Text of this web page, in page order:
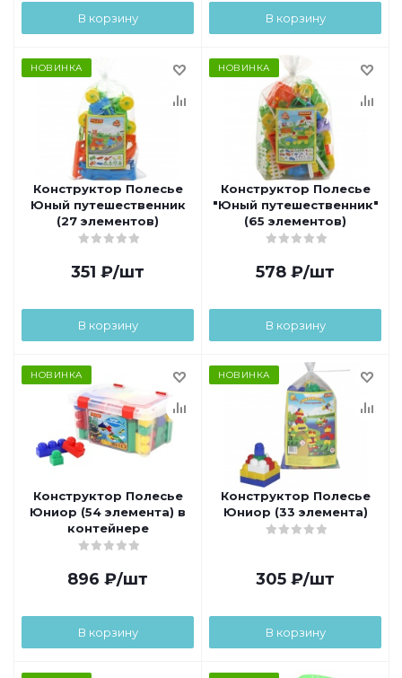
В корзину В корзину
НОВИНКА
Конструктор Полесье
Юный путешественник
(27 элементов)
351 ₽/шт
В корзину
НОВИНКА
Конструктор Полесье
"Юный путешественник"
(65 элементов)
578 ₽/шт
В корзину
НОВИНКА
Конструктор Полесье
Юниор (54 элемента) в
контейнере
896 ₽/шт
В корзину
НОВИНКА
Конструктор Полесье
Юниор (33 элемента)
305 ₽/шт
В корзину